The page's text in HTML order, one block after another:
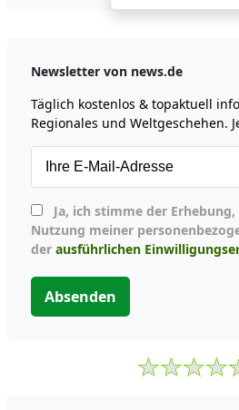
Newsletter von news.de
Täglich kostenlos & topaktuell
Regionales und Weltgeschehen.
Nutzung meiner
der ausführlichen
Absenden